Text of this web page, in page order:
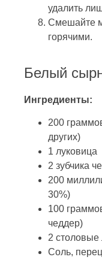
удалить
Смешайте
горячими.
Белый
Ингредиенты:
200
других)
1 луковица
2 зубчика
200
30%)
100
чеддер)
2 столовые
Соль,